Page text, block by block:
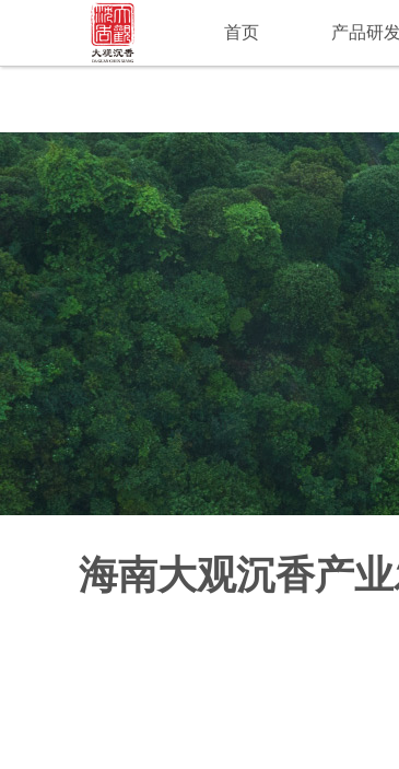
首页 产品研
海南大观沉香产
研究及产业实践基础上，根